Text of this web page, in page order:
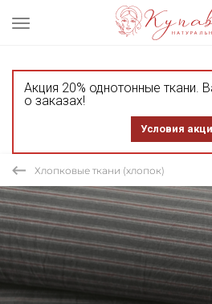
Акция 20% однотонные ткани.
о заказах!
Условия
Хлопковые ткани (хлопок)